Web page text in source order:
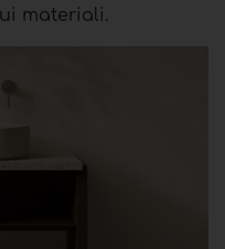
materiali.